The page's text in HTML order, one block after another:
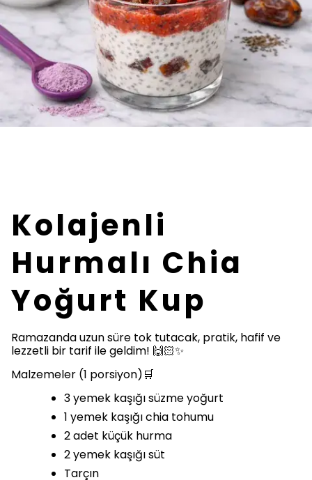
Kolajenli
Hurmalı Chia
Yoğurt Kup
Ramazanda uzun süre tok tutacak, pratik, hafif ve
lezzetli bir tarif ile geldim! 🙌🏻✨
Malzemeler (1 porsiyon)🛒
3 yemek kaşığı süzme yoğurt
1 yemek kaşığı chia tohumu
2 adet küçük hurma
2 yemek kaşığı süt
Tarçın